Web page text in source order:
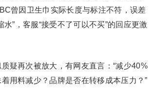
曾因卫生巾实际长度与标注不符，误差
水”，客服“接受不了可以不买”的回应更激
疑再次被放大，有网友直言：“减少40%
用料减少？品牌是否在转移成本压力？”